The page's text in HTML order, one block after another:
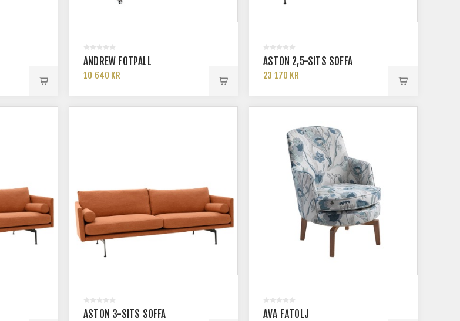
ANDREW FOTPALL
10 640 KR
ASTON 2,5-SITS SOFFA
23 170 KR
ASTON 3-SITS SOFFA AVA FÅTÖLJ